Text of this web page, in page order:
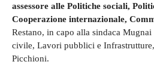
assessore alle Politiche sociali,
Cooperazione internazionale,
Restano, in capo alla sindaca
civile, Lavori pubblici e
Picchioni.